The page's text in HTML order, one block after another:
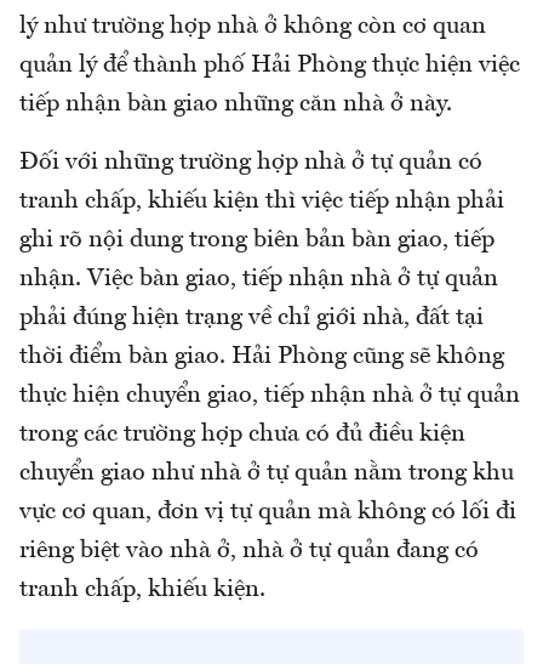
lý như trường hợp nhà ở không còn cơ quan
quản lý để thành phố Hải Phòng thực hiện việc
tiếp nhận bàn giao những căn nhà ở này.
Đối với những trường hợp nhà ở tự quản có
tranh chấp, khiếu kiện thì việc tiếp nhận phải
ghi rõ nội dung trong biên bản bàn giao, tiếp
nhận. Việc bàn giao, tiếp nhận nhà ở tự quản
phải đúng hiện trạng về chỉ giới nhà, đất tại
thời điểm bàn giao. Hải Phòng cũng sẽ không
thực hiện chuyển giao, tiếp nhận nhà ở tự quản
trong các trường hợp chưa có đủ điều kiện
chuyển giao như nhà ở tự quản nằm trong khu
vực cơ quan, đơn vị tự quản mà không có lối đi
riêng biệt vào nhà ở, nhà ở tự quản đang có
tranh chấp, khiếu kiện.